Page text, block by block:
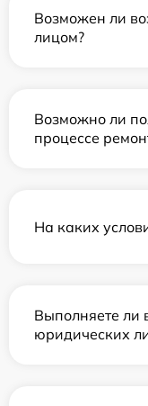
Возможен ли
лицом?
Возможно ли
процессе
На каких
Выполняете ли
юридических